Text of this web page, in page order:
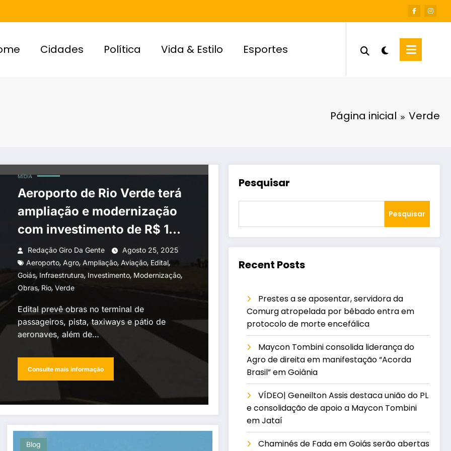
Cidades Política Vida & Estilo Esportes
Página inicial Verde
MÍDIA
Aeroporto de Rio Verde terá
ampliação e modernização
com investimento de R$ 14,8
milhões
Redação Giro Da Gente
Agosto 25, 2025
Aeroporto, Agro, Ampliação, Aviação, Edital,
Goiás, Infraestrutura, Investimento, Modernização,
Obras, Rio, Verde
Edital prevê obras no terminal de
passageiros, pista, taxiways e pátio de
aeronaves, além de…
Consulte mais informação
Blog
Pesquisar
Pesquisar
Recent Posts
Prestes a se aposentar, servidora da
Comurg atropelada por bêbado entra em
protocolo de morte encefálica
Maycon Tombini consolida liderança do
Agro de direita em manifestação “Acorda
Brasil” em Goiânia
VÍDEO| Geneilton Assis destaca união do PL
e consolidação de apoio a Maycon Tombini
em Jataí
Chaminés de Fada em Goiás serão abertas